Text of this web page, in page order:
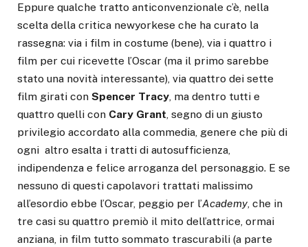
Eppure qualche tratto anticonvenzionale c’è, nella
scelta della critica newyorkese che ha curato la
rassegna: via i film in costume (bene), via i quattro i
film per cui ricevette l’Oscar (ma il primo sarebbe
stato una novità interessante), via quattro dei sette
film girati con Spencer Tracy, ma dentro tutti e
quattro quelli con Cary Grant, segno di un giusto
privilegio accordato alla commedia, genere che più di
ogni altro esalta i tratti di autosufficienza,
indipendenza e felice arroganza del personaggio. E se
nessuno di questi capolavori trattati malissimo
all’esordio ebbe l’Oscar, peggio per l’Academy, che in
tre casi su quattro premiò il mito dell’attrice, ormai
anziana, in film tutto sommato trascurabili (a parte